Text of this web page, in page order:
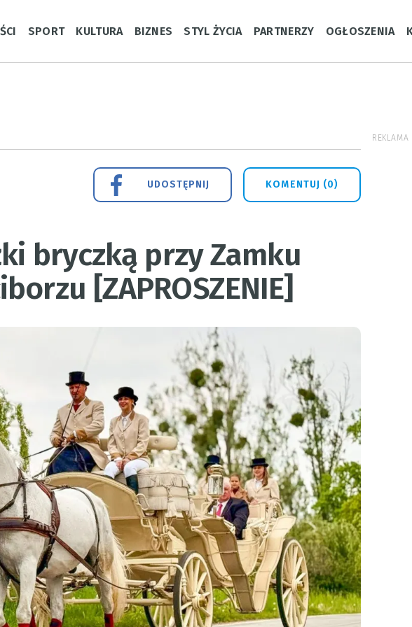
SPORT KULTURA BIZNES STYL ŻYCIA PARTNERZY OGŁOSZENIA
KOMENTUJ (0)
UDOSTĘPNIJ
bryczką przy Zamku
[ZAPROSZENIE]
REKLAMA